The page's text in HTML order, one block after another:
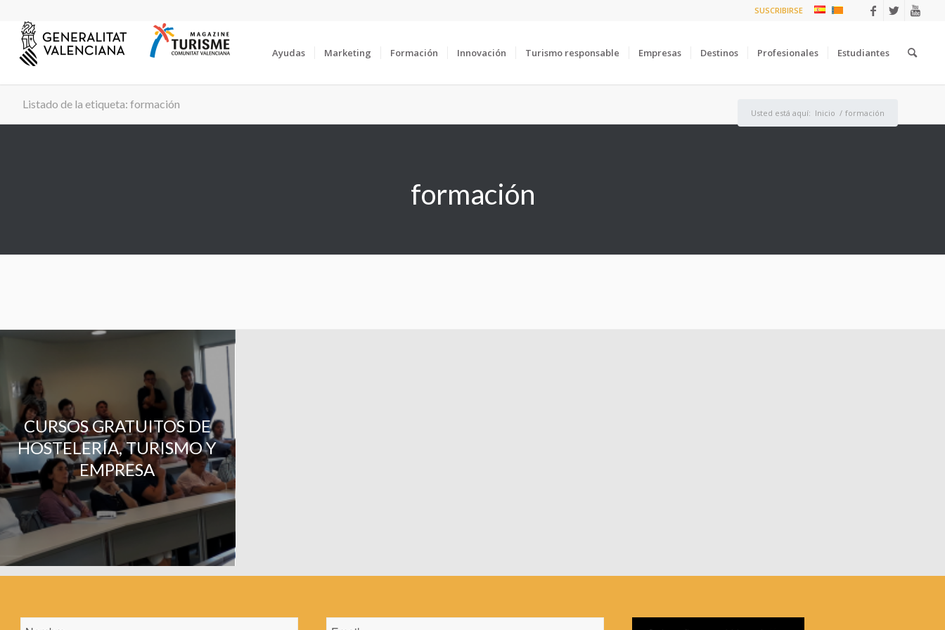
SUSCRIBIRSE
Ayudas Marketing Formación Innovación Turismo responsable Empresas Destinos Profesionales Estudiantes
Listado de la etiqueta: formación
Usted está aquí: Inicio / formación
formación
CURSOS GRATUITOS DE
HOSTELERÍA, TURISMO Y
EMPRESA